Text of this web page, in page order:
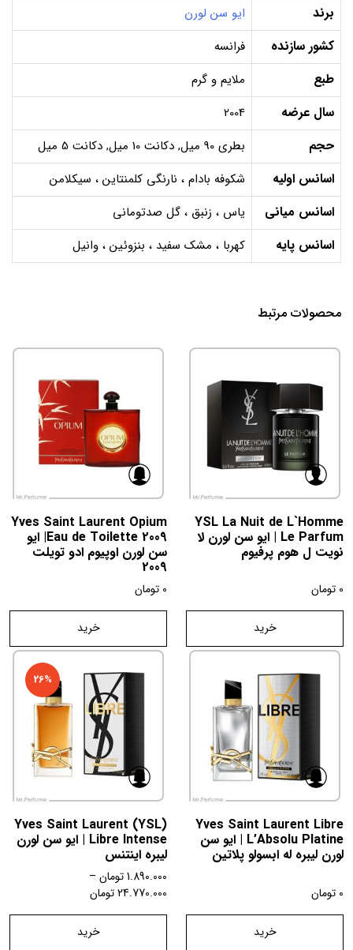
برند ایو سن لورن
کشور سازنده فرانسه
طبع ملایم و گرم
سال عرضه 2004
حجم بطری 90 میل, دکانت 10 میل, دکانت 5 میل
اسانس اولیه شکوفه بادام ، نارنگی کلمنتاین ، سیکلامن
اسانس میانی یاس ، زنبق ، گل صدتومانی
اسانس پایه کهربا ، مشک سفید ، بنزوئین ، وانیل
محصولات مرتبط
YSL La Nuit de L`Homme
Le Parfum | ایو سن لورن لا
نویت ل هوم پرفیوم
0 تومان
خرید
Yves Saint Laurent Opium
Eau de Toilette 2009| ایو
سن لورن اوپیوم ادو تویلت
2009
0 تومان
خرید
Yves Saint Laurent Libre
L’Absolu Platine | ایو سن
لورن لیبره له ابسولو پلاتین
0 تومان
خرید
26%
Yves Saint Laurent (YSL)
Libre Intense | ایو سن لورن
لیبره اینتنس
1.890.000تومان –
24.770.000تومان
خرید